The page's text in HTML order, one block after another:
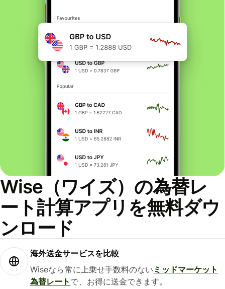
Wise（ワイズ）の為替レ
ート計算アプリを無料ダウ
ンロード
海外送金サービスを比較
Wiseなら常に上乗せ手数料のない ミッドマーケット
為替レート で、お得に送金できます。